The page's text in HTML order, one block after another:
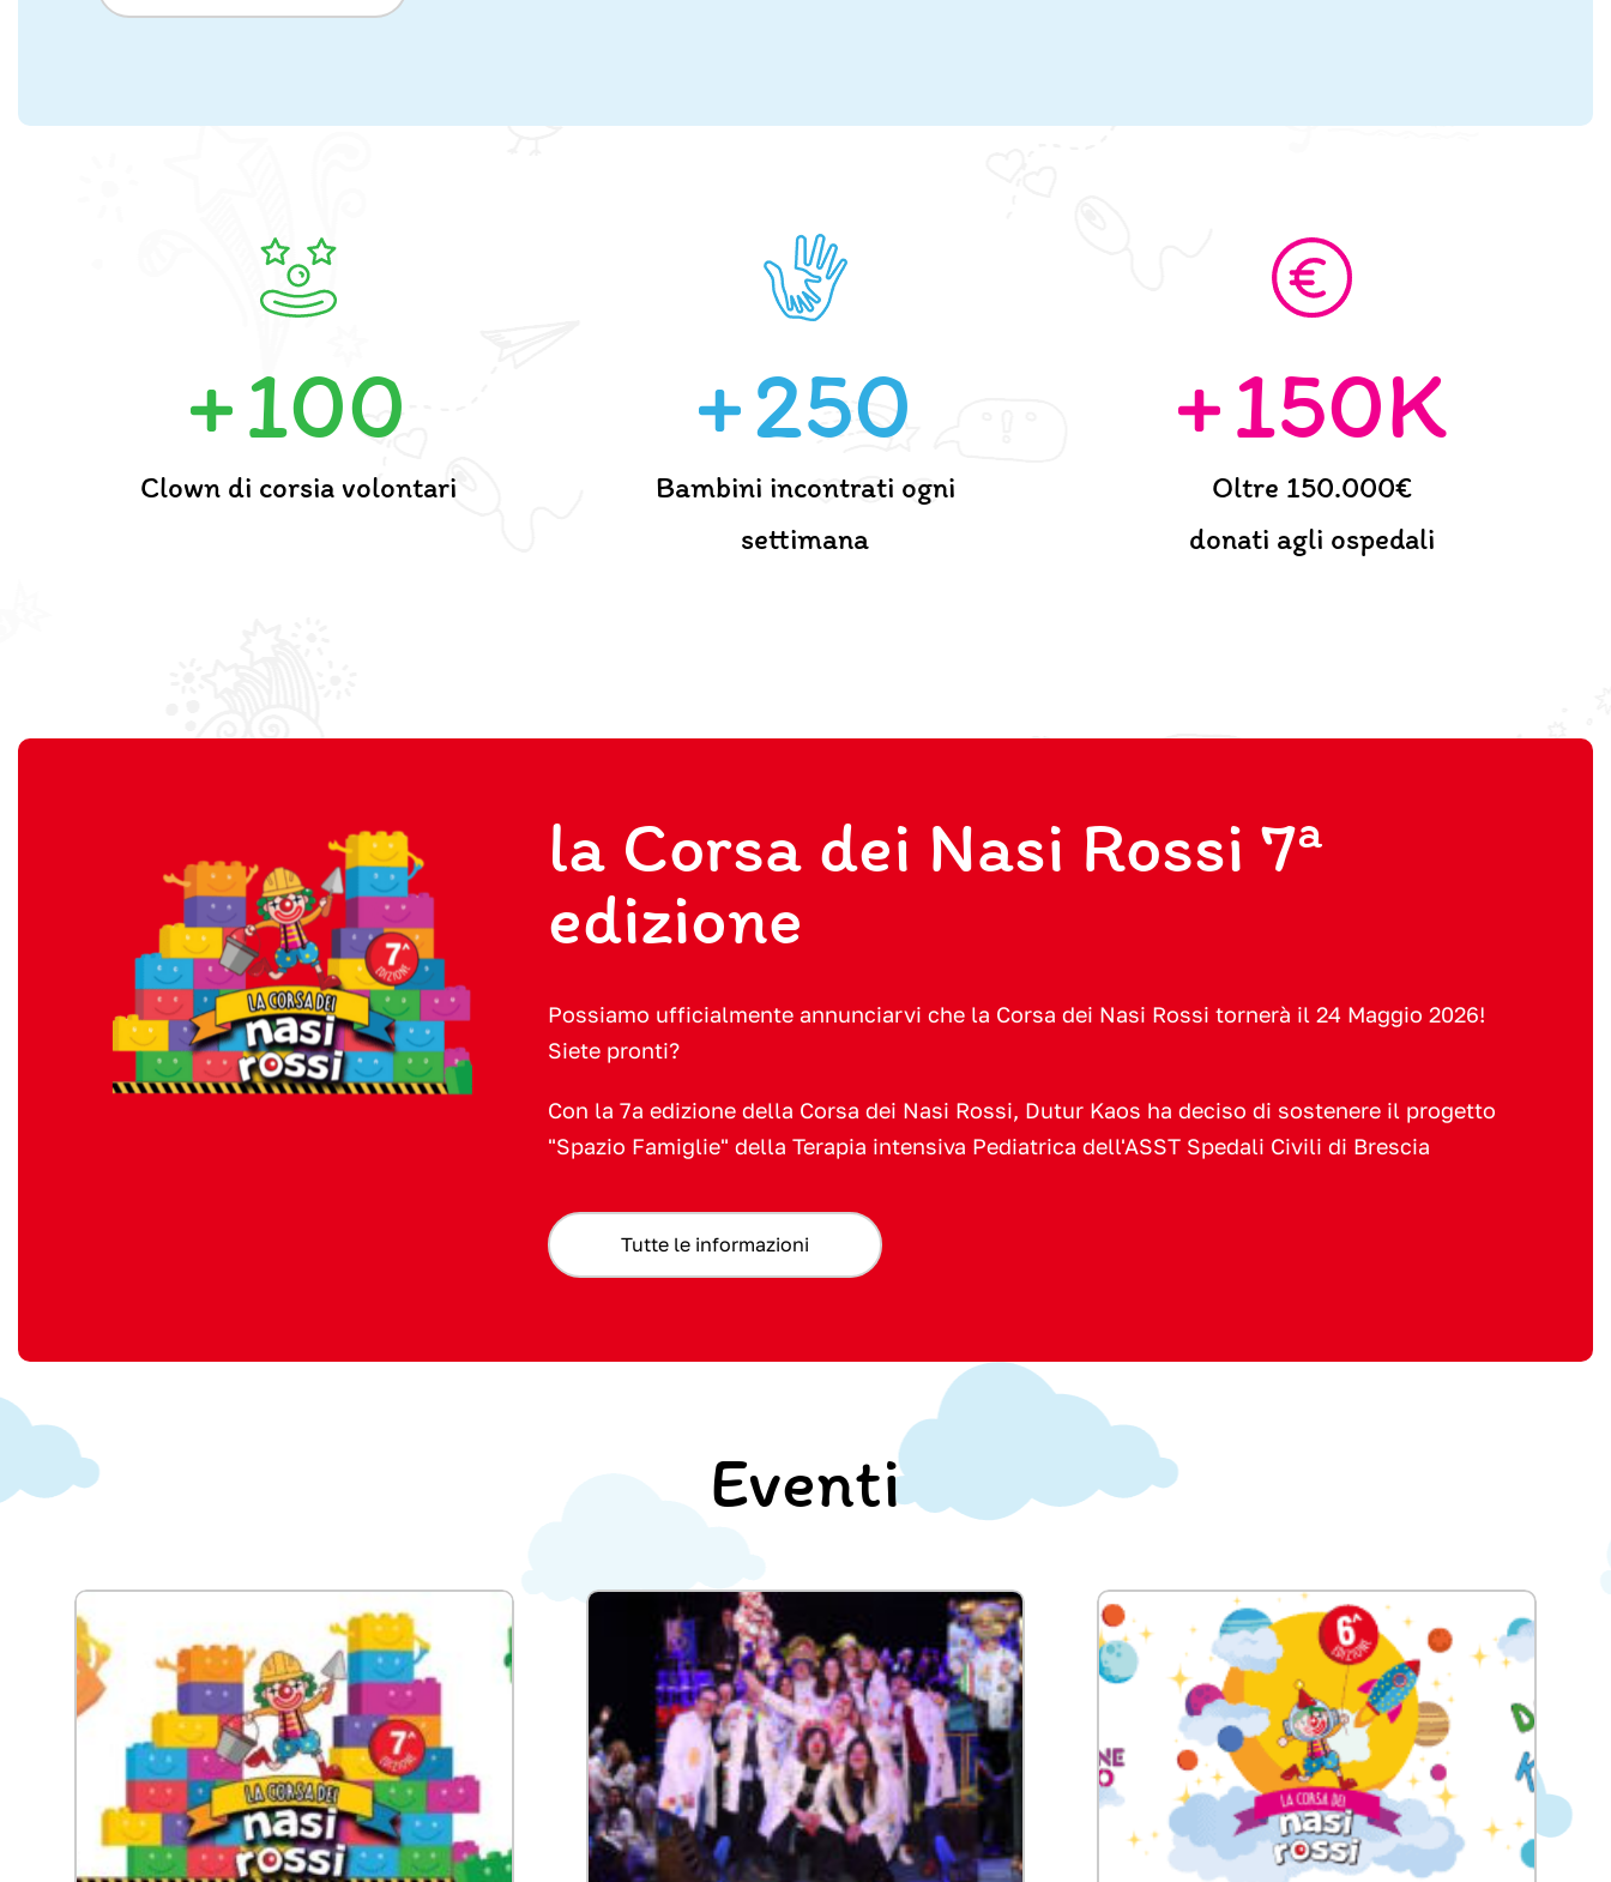
100
Clown di corsia volontari
250
Bambini incontrati ogni
settimana
150K
Oltre 150.000€
donati agli ospedali
la Corsa dei Nasi Rossi 7ª
edizione
Possiamo ufficialmente annunciarvi che la Corsa dei Nasi Rossi tornerà il 24 Maggio 2026!
Siete pronti?
Con la 7ª edizione della Corsa dei Nasi Rossi, Dutur Kaos ha deciso di sostenere il progetto
"Spazio Famiglie" della Terapia intensiva Pediatrica dell'ASST Spedali Civili di Brescia
Tutte le informazioni
Eventi